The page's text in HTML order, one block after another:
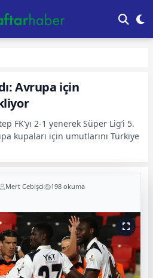
Avrupa için
FK’yı 2-1 yenerek Süper Lig’i 5.
kupaları için umutlarını Türkiye
Mert Cebişci 198 okuma